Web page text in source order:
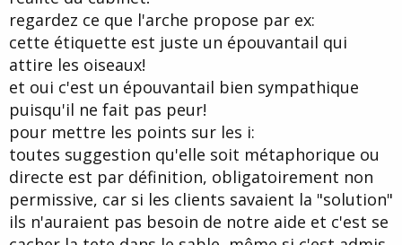
regardez ce que l'arche propose par ex:
cette étiquette est juste un épouvantail qui
attire les oiseaux!
et oui c'est un épouvantail bien sympathique
puisqu'il ne fait pas peur!
pour mettre les points sur les i:
toutes suggestion qu'elle soit métaphorique ou
directe est par définition, obligatoirement non
permissive, car si les clients savaient la "solution"
ils n'auraient pas besoin de notre aide et c'est se